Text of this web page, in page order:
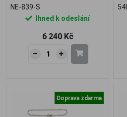
NE-839-S
Ihned k odeslání
6 240 Kč
Doprava zdarma